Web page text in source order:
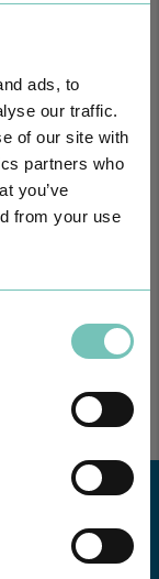
ads, to
our traffic.
of our site with
partners who
you’ve
from your use